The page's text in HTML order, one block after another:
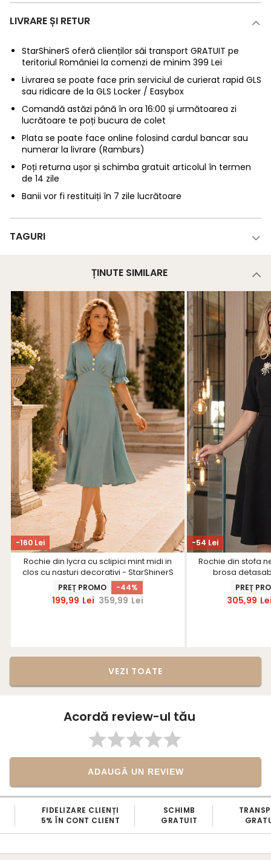
LIVRARE ȘI RETUR
StarShinerS oferă clienților săi transport GRATUIT pe
teritoriul României la comenzi de minim 399 Lei
Livrarea se poate face prin serviciul de curierat rapid GLS
sau ridicare de la GLS Locker / Easybox
Comandă astăzi până în ora 16:00 și următoarea zi
lucrătoare te poți bucura de colet
Plata se poate face online folosind cardul bancar sau
numerar la livrare (Ramburs)
Poți returna ușor și schimba gratuit articolul în termen
de 14 zile
Banii vor fi restituiți în 7 zile lucrătoare
TAGURI
ȚINUTE SIMILARE
-160 Lei
Rochie din lycra cu sclipici mint midi in
clos cu nasturi decorativi - StarShinerS
PREȚ PROMO -44%
199,99 Lei 359,99 Lei
-54 Lei
Rochie din stofa
brosa
PREȚ
305,99
VEZI TOATE
Acordă review-ul tău
ADAUGĂ UN REVIEW
FIDELIZARE CLIENȚI
5% ÎN CONT CLIENT
SCHIMB
GRATUIT